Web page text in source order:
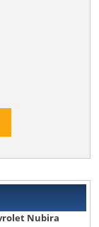
Nubira